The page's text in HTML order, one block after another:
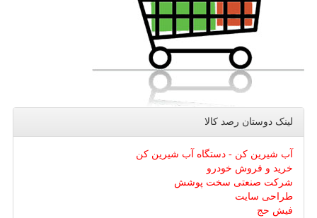
لینک دوستان رصد كالا
آب شیرین کن - دستگاه آب شیرین کن
خرید و فروش خودرو
شرکت صنعتی سخت پوشش
طراحی سایت
فیش حج